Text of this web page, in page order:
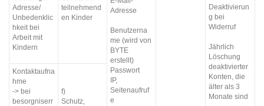
Adresse
Benutzerna
me (wird von
BYTE
erstellt)
Passwort
IP,
Seitenaufruf
e
Deaktivierun
g bei
Widerruf
Jährlich
Löschung
deaktivierter
Konten, die
älter als 3
Monate sind
Adresse/
Unbedenklic
hkeit bei
Arbeit mit
Kindern
teilnehmend
en Kinder
Kontaktaufna
hme
-> bei
besorgniserr
f)
Schutz,